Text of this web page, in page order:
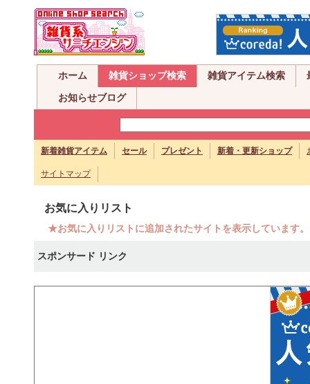
ホーム 雑貨ショップ検索 雑貨アイテム検索
お知らせブログ
新着雑貨アイテム セール プレゼント 新着・更新ショップ
サイトマップ
お気に入りリスト
★お気に入りリストに追加されたサイトを表示しています
スポンサード リンク